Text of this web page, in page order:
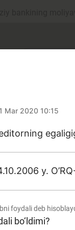
bank va
Mar 2020 10:15
y.
foydali deb
bo‘ldimi?